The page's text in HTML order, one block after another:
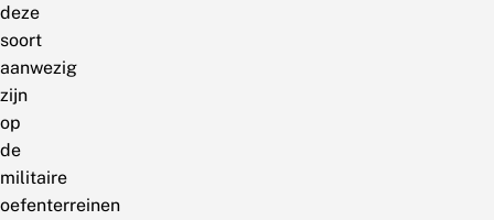
deze
soort
aanwezig
zijn
op
de
militaire
oefenterreinen